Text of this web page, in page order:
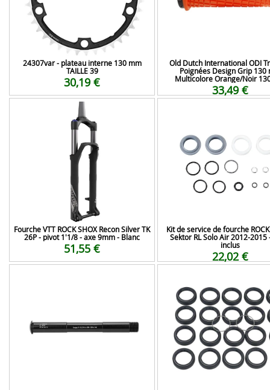
24307var - plateau interne 130 mm
TAILLE 39
30,19 €
Old Dutch International ODI
Poignées Design Grip 130
Multicolore Orange/Noir
33,49 €
Fourche VTT ROCK SHOX Recon Silver TK
26P - pivot 1'1/8 - axe 9mm - Blanc
51,55 €
Kit de service de fourche ROCK
Sektor RL Solo Air 2012-2015
inclus
22,02 €